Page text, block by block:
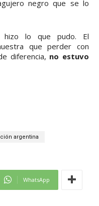
negro que se lo
hizo lo que pudo. El
que perder con
diferencia, no estuvo
argentina
WhatsApp